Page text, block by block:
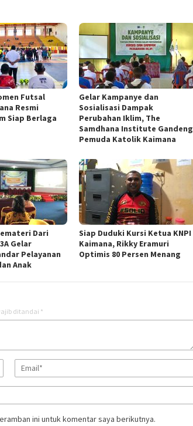
Futsal
Resmi
Siap Berlaga
Gelar Kampanye dan
Sosialisasi Dampak
Perubahan Iklim, The
Samdhana Institute Gandeng
Pemuda Katolik Kaimana
Dari
Gelar
Pelayanan
Anak
Siap Duduki Kursi Ketua KNPI
Kaimana, Rikky Eramuri
Optimis 80 Persen Menang
ditandai *
ini untuk komentar saya berikutnya.